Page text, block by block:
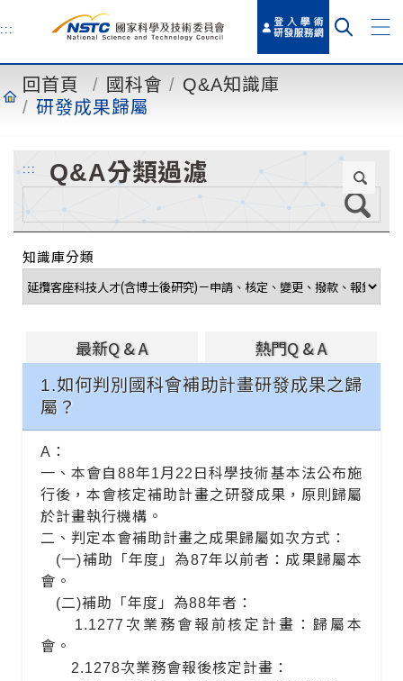
主
容
:::
回首頁 國科會
Q&A知識庫
研發成果歸屬
::: Q&A分類過濾
知識庫分類
最新Q & A 熱門Q & A
1.如何判別國科會補助計畫研發成果之歸
屬？
A：
一、本會自88年1月22日科學技術基本法公布施
行後，本會核定補助計畫之研發成果，原則歸屬
於計畫執行機構。
二、判定本會補助計畫之成果歸屬如次方式：
(一)補助「年度」為87年以前者：成果歸屬本
會。
(二)補助「年度」為88年者：
1.1277次業務會報前核定計畫：歸屬本
會。
2.1278次業務會報後核定計畫：